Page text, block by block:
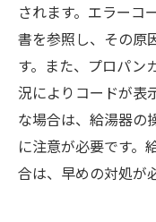
されます。エラーコ
書を参照し、その原
す。また、プロパン
況によりコードが表
な場合は、給湯器の
に注意が必要です。
合は、早めの対処が